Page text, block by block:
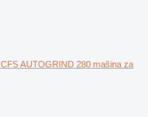
CFS AUTOGRIND 280 mašina za